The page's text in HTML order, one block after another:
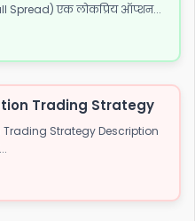
Spread) एक लोकप्रिय ऑप्शन...
Trading Strategy
Trading Strategy Description